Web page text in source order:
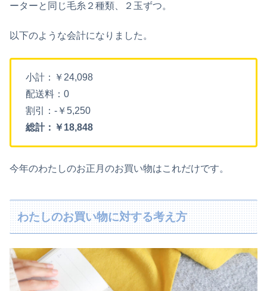
ーターと同じ毛糸２種類、２玉ずつ。
以下のような会計になりました。
小計：￥24,098
配送料：0
割引：-￥5,250
総計：￥18,848
今年のわたしのお正月のお買い物はこれだけです。
わたしのお買い物に対する考え方